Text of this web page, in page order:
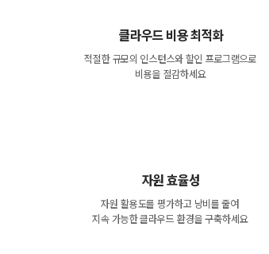
클라우드 비용 최적화
적절한 규모의 인스턴스와 할인 프로그램으로
비용을 절감하세요
자원 효율성
자원 활용도를 평가하고 낭비를 줄여
지속 가능한 클라우드 환경을 구축하세요